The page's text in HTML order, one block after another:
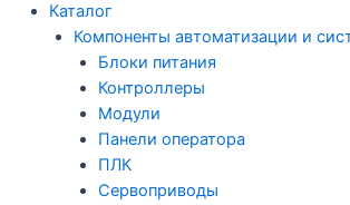
Каталог
Компоненты автоматизации и
Блоки питания
Контроллеры
Модули
Панели оператора
ПЛК
Сервоприводы